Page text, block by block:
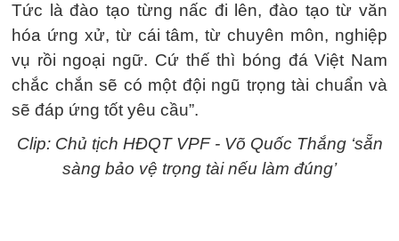
Tức là đào tạo từng nấc đi lên, đào tạo từ văn
hóa ứng xử, từ cái tâm, từ chuyên môn, nghiệp
vụ rồi ngoại ngữ. Cứ thế thì bóng đá Việt Nam
chắc chắn sẽ có một đội ngũ trọng tài chuẩn và
sẽ đáp ứng tốt yêu cầu”.
Clip: Chủ tịch HĐQT VPF - Võ Quốc Thắng ‘sẵn
sàng bảo vệ trọng tài nếu làm đúng’